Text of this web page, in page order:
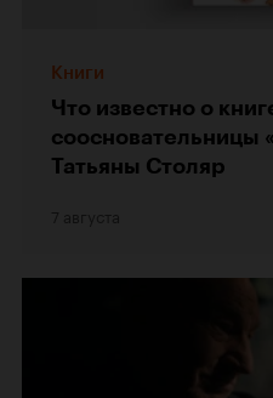
Книги
Что известно о
соосновательницы
Татьяны Столяр